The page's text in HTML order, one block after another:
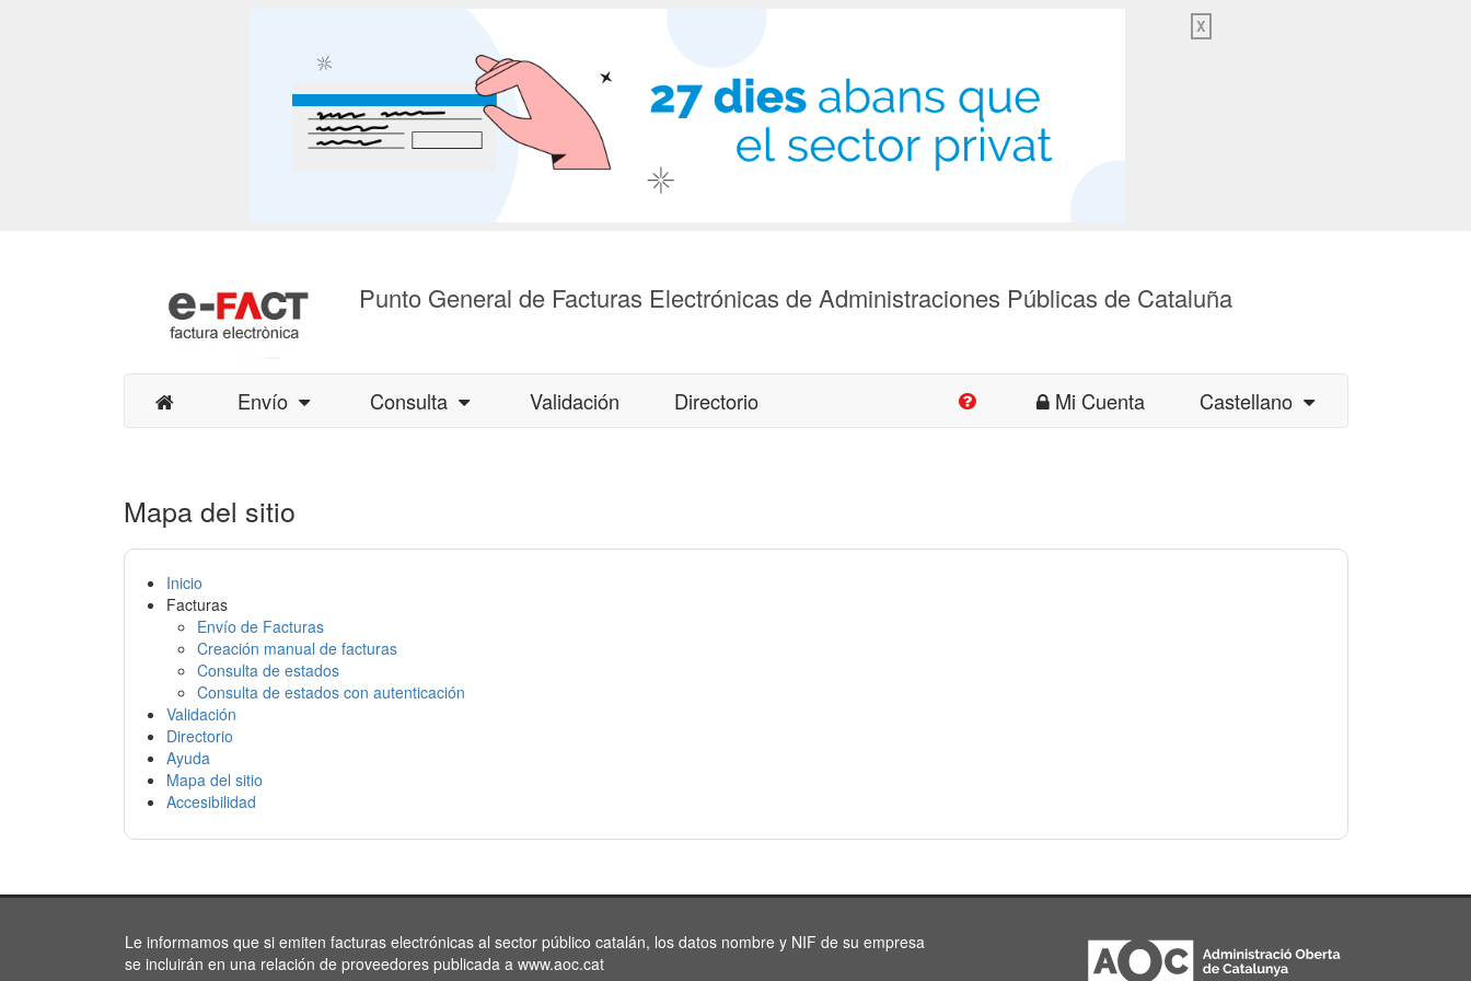
X
Punto General de Facturas Electrónicas de Administraciones Públicas de Cataluña
Envío Consulta Validación Directorio Mi Cuenta Castellano
Mapa del sitio
Inicio
Facturas
Envío de Facturas
Creación manual de facturas
Consulta de estados
Consulta de estados con autenticación
Validación
Directorio
Ayuda
Mapa del sitio
Accesibilidad
Le informamos que si emiten facturas electrónicas al sector público catalán, los datos nombre y NIF de su empresa
se incluirán en una relación de proveedores publicada a www.aoc.cat